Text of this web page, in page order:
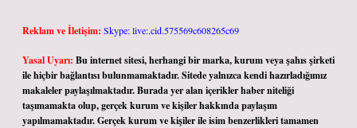
Reklam ve İletişim: Skype: live:.cid.575569c608265c69
Yasal Uyarı: Bu internet sitesi, herhangi bir marka, kurum veya şahıs şirketi
ile hiçbir bağlantısı bulunmamaktadır. Sitede yalnızca kendi hazırladığımız
makaleler paylaşılmaktadır. Burada yer alan içerikler haber niteliği
taşımamakta olup, gerçek kurum ve kişiler hakkında paylaşım
yapılmamaktadır. Gerçek kurum ve kişiler ile isim benzerlikleri tamamen